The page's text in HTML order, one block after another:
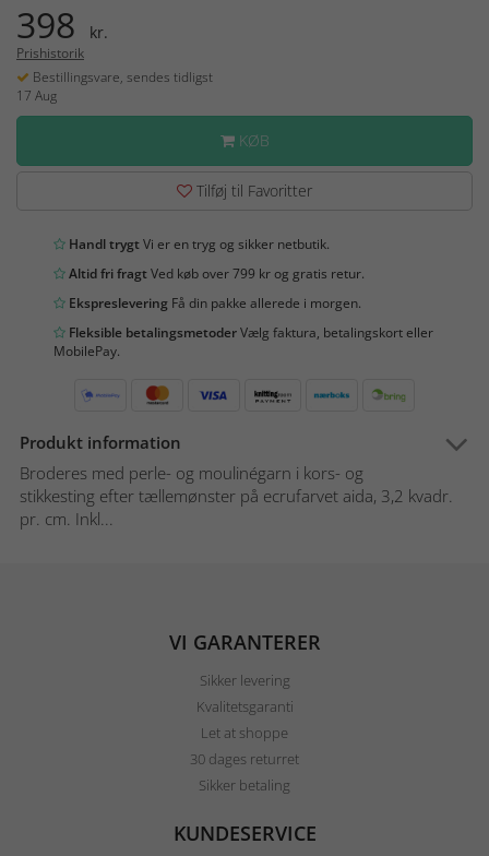
398 kr.
Prishistorik
Bestillingsvare, sendes tidligst
17 Aug
KØB
Tilføj til Favoritter
Handl trygtVi er en tryg og sikker netbutik.
Altid fri fragtVed køb over 799 kr og gratis retur.
Ekspreslevering Få din pakke allerede i morgen.
Fleksible betalingsmetoderVælg faktura, betalingskort eller
MobilePay.
Produkt information
Broderes med perle- og moulinégarn i kors- og
stikkesting efter tællemønster på ecrufarvet aida, 3,2 kvadr.
pr. cm. Inkl...
VI GARANTERER
Sikker levering
Kvalitetsgaranti
Let at shoppe
30 dages returret
Sikker betaling
KUNDESERVICE